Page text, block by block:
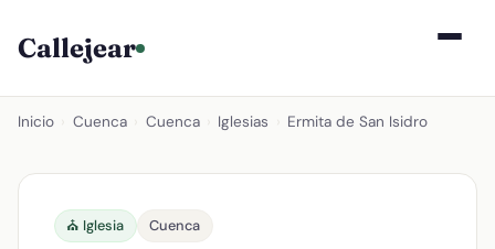
Callejear
Inicio Cuenca Cuenca Iglesias Ermita de San Isidro
⛪ Iglesia Cuenca